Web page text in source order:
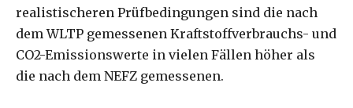
realistischeren Prüfbedingungen sind die nach
dem WLTP gemessenen Kraftstoffverbrauchs- und
CO2-Emissionswerte in vielen Fällen höher als
die nach dem NEFZ gemessenen.